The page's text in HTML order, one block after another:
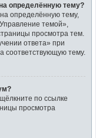
определённую тему?
определённую тему,
темой»,
просмотра тем.
ответа» при
соответствующую тему.
по ссылке
просмотра